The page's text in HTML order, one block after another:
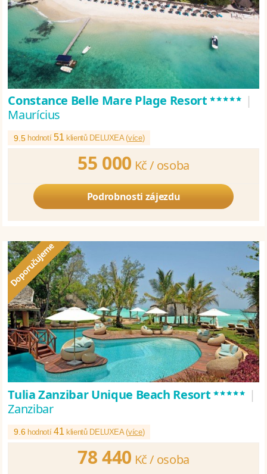
Constance Belle Mare Plage Resort***** |
Maurícius
9.5 hodnotí51klientů DELUXEA (více)
55 000 Kč / osoba
Podrobnosti zájezdu
Tulia Zanzibar Unique Beach Resort***** |
Zanzibar
9.6 hodnotí41 klientů DELUXEA (více)
78 440 Kč / osoba